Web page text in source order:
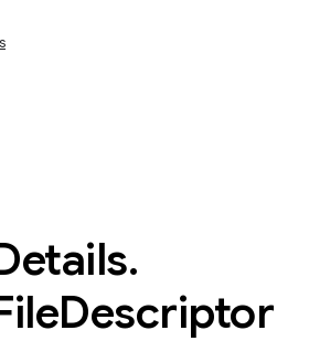
.
Descriptor